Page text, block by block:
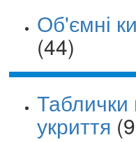
Об'ємні
(44)
Таблички
укриття